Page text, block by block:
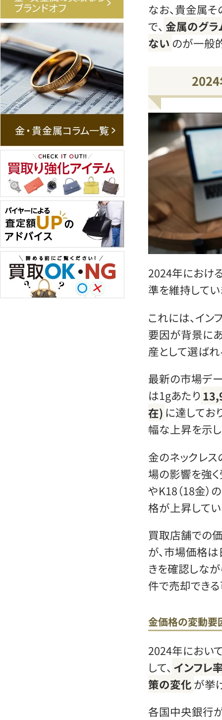
なお、貴金属
で、 金属のグラ
ない のが一般
2024年におけ
準を維持してい
これには、イ
要因が背景に
産として選ば
最新の市場デ
は1gあたり
在) に達してお
幅な上昇を示し
金のネックレ
場の影響を強く
やK18（18金）
格が上昇してい
買取店舗での
が、市場価格
きを確認しな
件で売却でき
金価格の変動要
2024年におい
して、 インフレ
策の変化が挙
各国中央銀行